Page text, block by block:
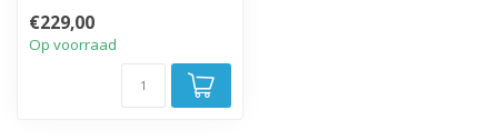
spiegel.
€229,00
Op voorraad